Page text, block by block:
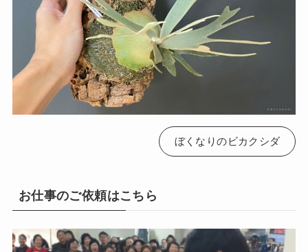
ぼくなりのビカクシダ
お仕事のご依頼はこちら